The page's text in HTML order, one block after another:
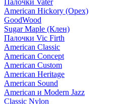
Палочки Vater
American Hickory (Орех)
GoodWood
Sugar Maple (Клен)
Палочки Vic Firth
American Classic
American Concept
American Custom
American Heritage
American Sound
American и Modern Jazz
Classic Nylon